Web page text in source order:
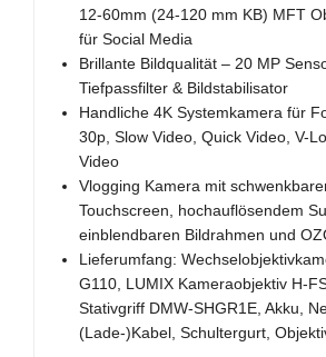
12-60mm (24-120 mm KB) MFT
für Social Media
Brillante Bildqualität – 20 MP
Tiefpassfilter & Bildstabilisator
Handliche 4K Systemkamera für
30p, Slow Video, Quick Video, V-
Video
Vlogging Kamera mit
Touchscreen, hochauflösendem
einblendbaren Bildrahmen und
Lieferumfang:
G110, LUMIX Kameraobjektiv H-
Stativgriff DMW-SHGR1E, Akku,
(Lade-)Kabel, Schultergurt,